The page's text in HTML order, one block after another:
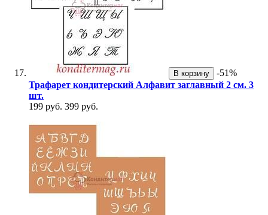
В корзину
-51%
Трафарет кондитерский Алфавит заглавный 2 см. 3
шт.
199 руб. 399 руб.